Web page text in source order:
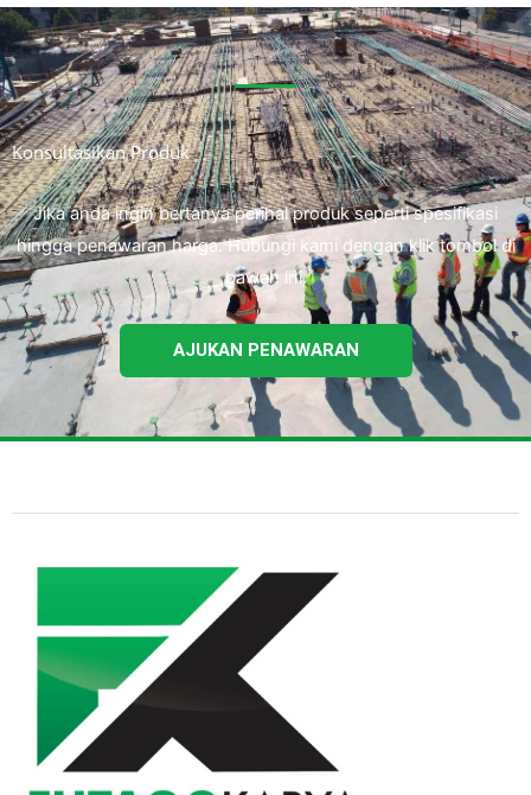
Konsultasikan Produk
Jika anda ingin bertanya perihal produk seperti spesifikasi
hingga penawaran harga. Hubungi kami dengan klik tombol di
bawah ini.
AJUKAN PENAWARAN